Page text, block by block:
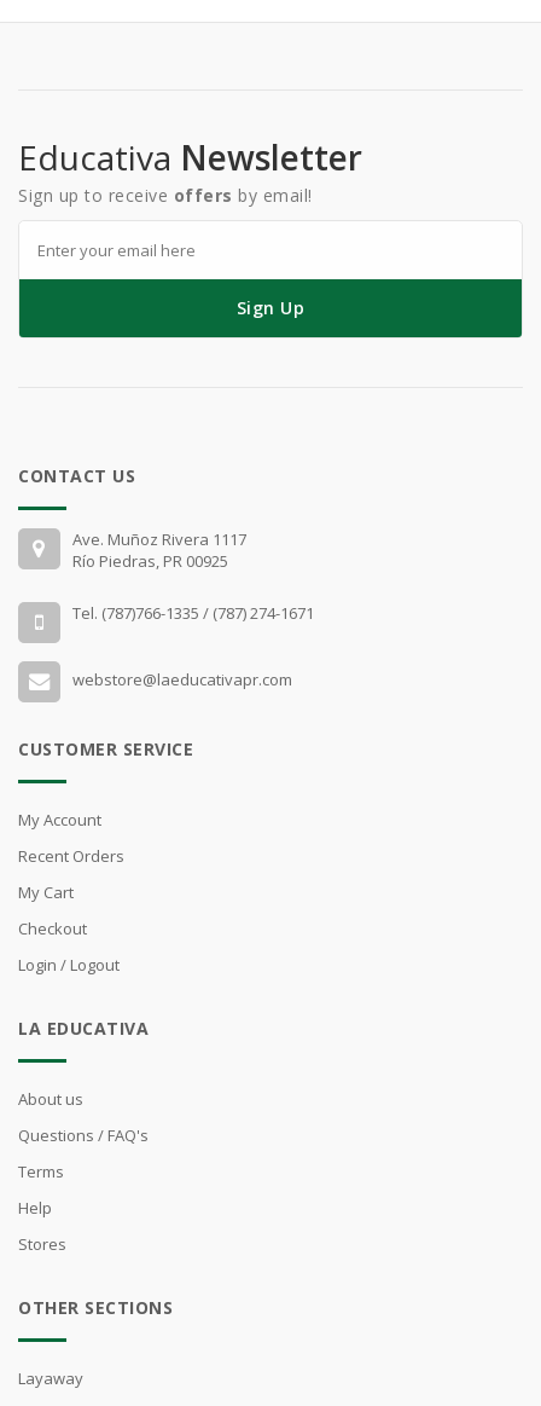
Educativa Newsletter
Sign up to receive offers by email!
Sign Up
CONTACT US
Ave. Muñoz Rivera 1117
Río Piedras, PR 00925
Tel. (787)766-1335 / (787) 274-1671
webstore@laeducativapr.com
CUSTOMER SERVICE
My Account
Recent Orders
My Cart
Checkout
Login / Logout
LA EDUCATIVA
About us
Questions / FAQ's
Terms
Help
Stores
OTHER SECTIONS
Layaway